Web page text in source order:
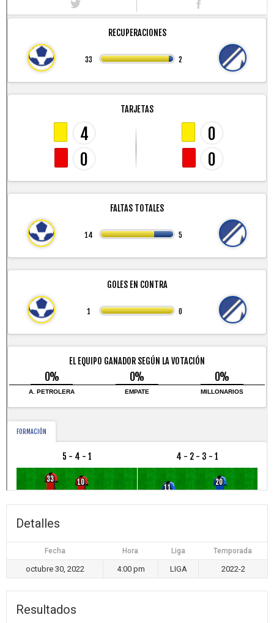
Detalles
Fecha Hora Liga Temporada
octubre 30, 2022 4:00 pm LIGA 2022-2
Resultados